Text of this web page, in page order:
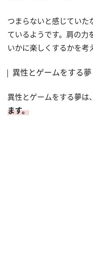
つまらないと感じていた
ているようです。肩の力
いかに楽しくするかを考
異性とゲームをする夢
異性とゲームをする夢は、
ます。